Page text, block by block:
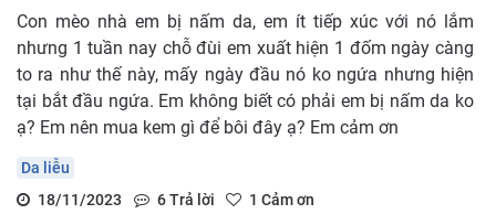
Con mèo nhà em bị nấm da, em ít tiếp xúc với nó lắm
nhưng 1 tuần nay chỗ đùi em xuất hiện 1 đốm ngày càng
to ra như thế này, mấy ngày đầu nó ko ngứa nhưng hiện
tại bắt đầu ngứa. Em không biết có phải em bị nấm da ko
ạ? Em nên mua kem gì để bôi đây ạ? Em cảm ơn
Da liễu
18/11/2023
6Trả lời 1 Cảm ơn